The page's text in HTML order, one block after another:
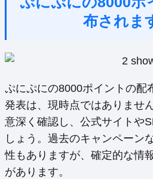
布されま
ぷにぷにの8000ポイントの配
発表は、現時点ではありませ
意深く確認し、公式サイトや
しょう。過去のキャンペーン
性もありますが、確定的な情
があります。